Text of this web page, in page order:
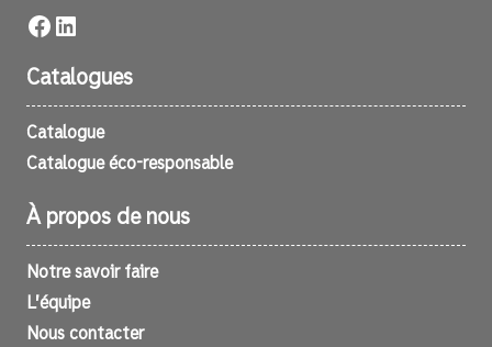
Facebook
LinkedIn
Catalogues
Catalogue
Catalogue éco-responsable
À propos de nous
Notre savoir faire
L’équipe
Nous contacter